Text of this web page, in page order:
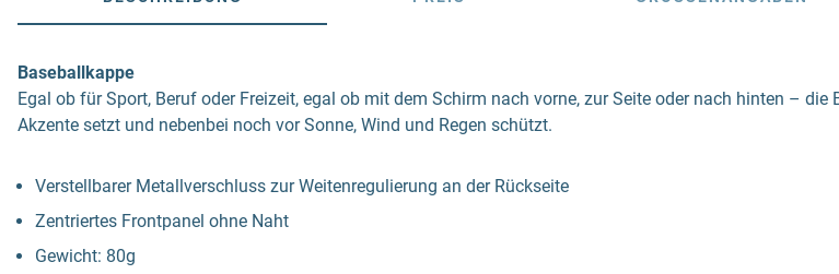
Baseballkappe
Egal ob für Sport, Beruf oder Freizeit, egal ob mit dem Schirm nach vorne, zur Seite oder nach hinten –
Akzente setzt und nebenbei noch vor Sonne, Wind und Regen schützt.
Verstellbarer Metallverschluss zur Weitenregulierung an der Rückseite
Zentriertes Frontpanel ohne Naht
Gewicht: 80g